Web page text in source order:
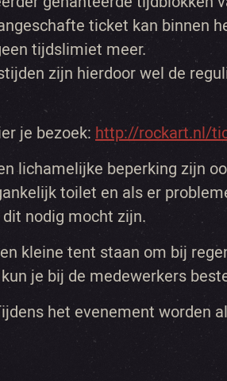
ticket kan binnen
tijdslimiet meer.
zijn hierdoor wel de
je bezoek: http://rockart.nl/
lichamelijke beperking zijn
toilet en als er
nodig mocht zijn.
kleine tent staan om bij
je bij de medewerkers
het evenement worden